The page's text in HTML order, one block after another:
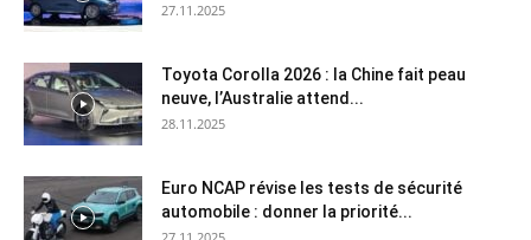
27.11.2025
Toyota Corolla 2026 : la Chine fait peau
neuve, l’Australie attend...
28.11.2025
Euro NCAP révise les tests de sécurité
automobile : donner la priorité...